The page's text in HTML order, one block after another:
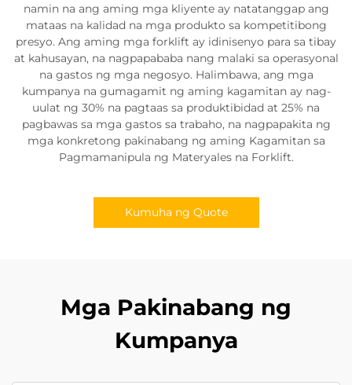
namin na ang aming mga kliyente ay natatanggap ang
mataas na kalidad na mga produkto sa kompetitibong
presyo. Ang aming mga forklift ay idinisenyo para sa tibay
at kahusayan, na nagpapababa nang malaki sa operasyonal
na gastos ng mga negosyo. Halimbawa, ang mga
kumpanya na gumagamit ng aming kagamitan ay nag-
uulat ng 30% na pagtaas sa produktibidad at 25% na
pagbawas sa mga gastos sa trabaho, na nagpapakita ng
mga konkretong pakinabang ng aming Kagamitan sa
Pagmamanipula ng Materyales na Forklift.
Kumuha ng Quote
Mga Pakinabang ng
Kumpanya